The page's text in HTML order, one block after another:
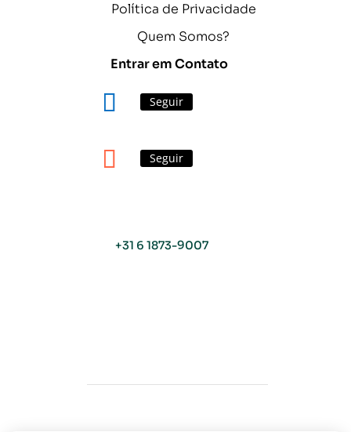
Política de Privacidade
Quem Somos?
Entrar em Contato
Seguir
Seguir
+31 6 1873-9007